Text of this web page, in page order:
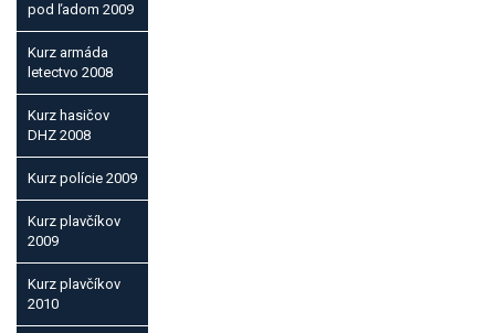
pod ľadom 2009
Kurz armáda
letectvo 2008
Kurz hasičov
DHZ 2008
Kurz polície 2009
Kurz plavčíkov
2009
Kurz plavčíkov
2010